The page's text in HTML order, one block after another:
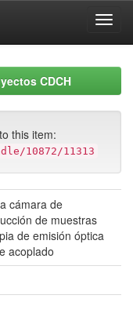
CDCH
this item:
10872/11313
cámara de
de muestras
de emisión óptica
acoplado